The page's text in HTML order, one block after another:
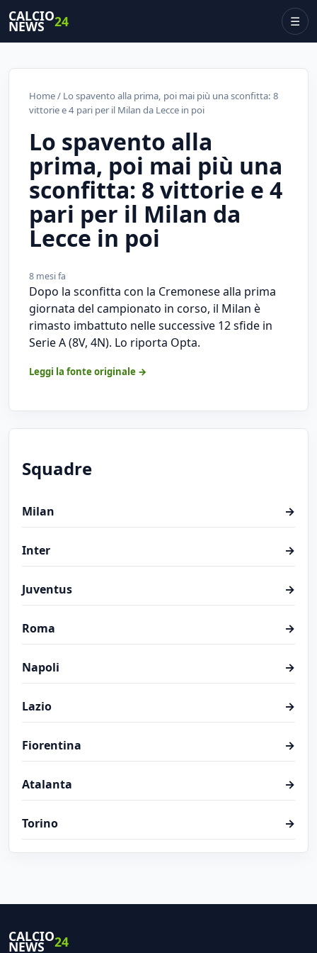
CALCIO
NEWS 24 ☰
Home/ Lo spavento alla prima, poi mai più una sconfitta: 8
vittorie e 4 pari per il Milan da Lecce in poi
Lo spavento alla
prima, poi mai più una
sconfitta: 8 vittorie e 4
pari per il Milan da
Lecce in poi
8 mesi fa
Dopo la sconfitta con la Cremonese alla prima
giornata del campionato in corso, il Milan è
rimasto imbattuto nelle successive 12 sfide in
Serie A (8V, 4N). Lo riporta Opta.
Leggi la fonte originale →
Squadre
Milan →
Inter →
Juventus →
Roma →
Napoli →
Lazio →
Fiorentina →
Atalanta →
Torino →
CALCIO
NEWS 24